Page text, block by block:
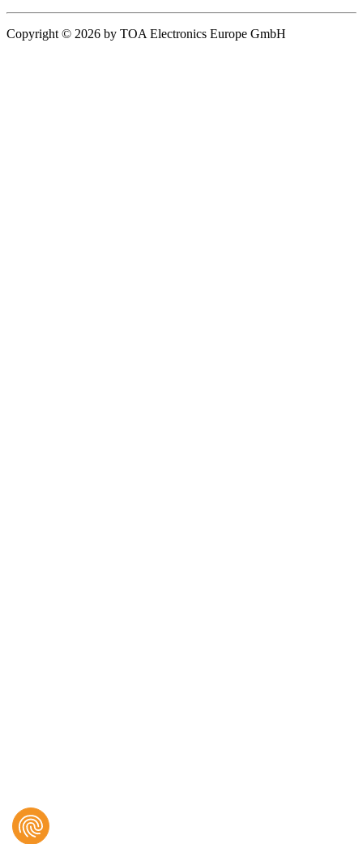
Copyright © 2026 by TOA Electronics Europe GmbH